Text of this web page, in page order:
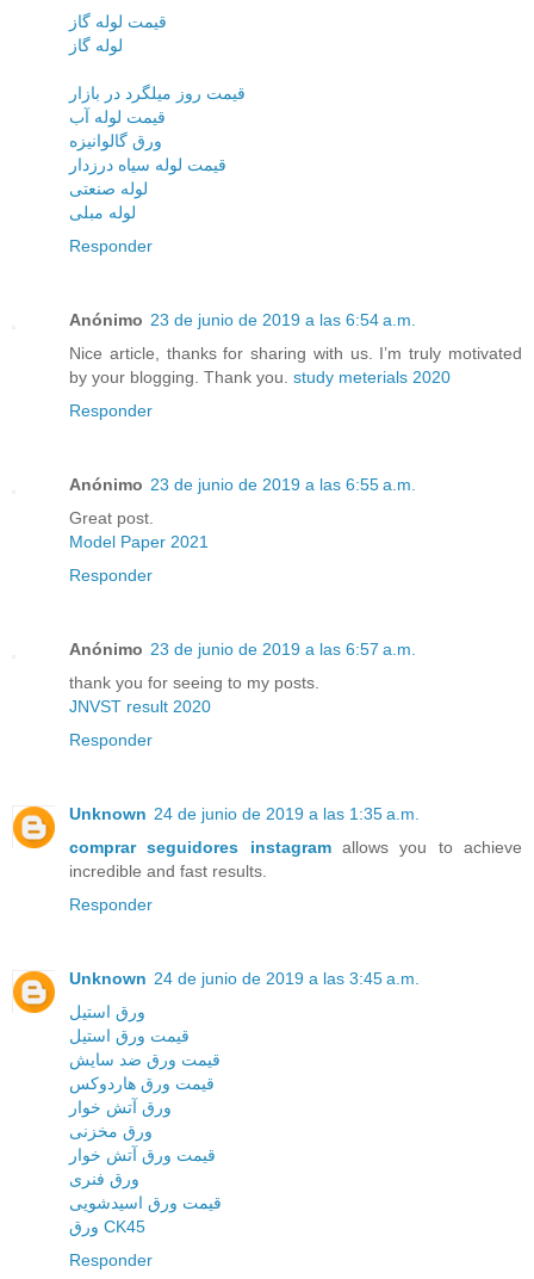
قیمت لوله گاز
لوله گاز
قیمت روز میلگرد در بازار
قیمت لوله آب
ورق گالوانیزه
قیمت لوله سیاه درزدار
لوله صنعتی
لوله مبلی
Responder
Anónimo 23 de junio de 2019 a las 6:54 a.m.
Nice article, thanks for sharing with us. I’m truly motivated
by your blogging. Thank you. study meterials 2020
Responder
Anónimo 23 de junio de 2019 a las 6:55 a.m.
Great post.
Model Paper 2021
Responder
Anónimo 23 de junio de 2019 a las 6:57 a.m.
thank you for seeing to my posts.
JNVST result 2020
Responder
Unknown 24 de junio de 2019 a las 1:35 a.m.
comprar seguidores instagram allows you to achieve
incredible and fast results.
Responder
Unknown 24 de junio de 2019 a las 3:45 a.m.
ورق استیل
قیمت ورق استیل
قیمت ورق ضد سایش
قیمت ورق هاردوکس
ورق آتش خوار
ورق مخزنی
قیمت ورق آتش خوار
ورق فنری
قیمت ورق اسیدشویی
ورق CK45
Responder